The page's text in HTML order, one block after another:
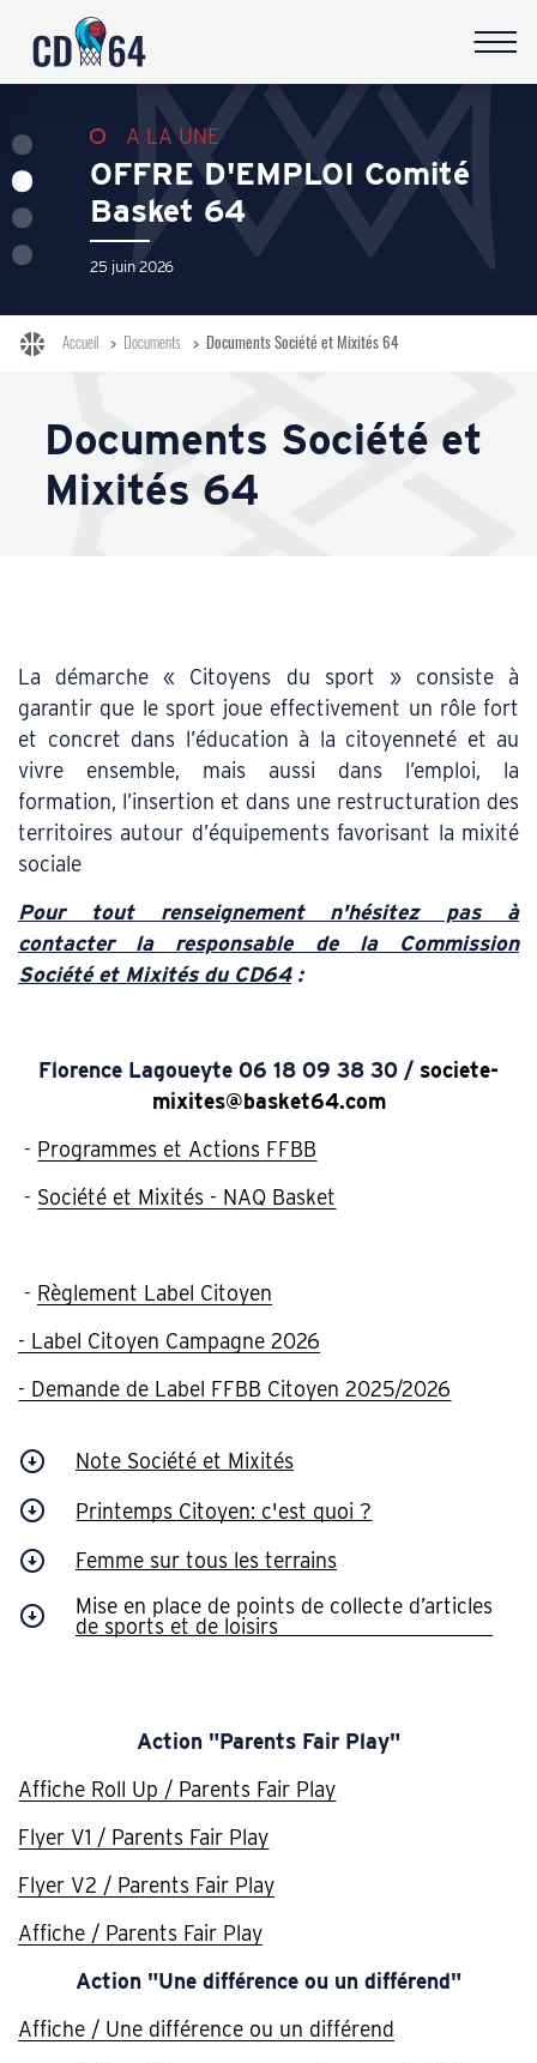
A LA UNE
10 juillet 2026
A LA UNE
OFFRE D'EMPLOI Comité
Basket 64
25 juin 2026
A LA UNE
A LA UNE
2 octobre 2024
sports_basketball Accueil > Documents > Documents Société et Mixités 64
Documents Société et
Mixités 64
La démarche « Citoyens du sport » consiste à
garantir que le sport joue effectivement un rôle fort
et concret dans l’éducation à la citoyenneté et au
vivre ensemble, mais aussi dans l’emploi, la
formation, l’insertion et dans une restructuration des
territoires autour d’équipements favorisant la mixité
sociale
Pour tout renseignement n'hésitez pas à
contacter la responsable de la Commission
Société et Mixités du CD64:
Florence Lagoueyte 06 18 09 38 30 / societe-
mixites@basket64.com
- Programmes et Actions FFBB
- Société et Mixités - NAQ Basket
- Règlement Label Citoyen
- Label Citoyen Campagne 2026
- Demande de Label FFBB Citoyen 2025/2026
Note Société et Mixités
Printemps Citoyen: c'est quoi ?
Femme sur tous les terrains
Mise en place de points de collecte d’articles
de sports et de loisirs
Action "Parents Fair Play"
Affiche Roll Up / Parents Fair Play
Flyer V1 / Parents Fair Play
Flyer V2 / Parents Fair Play
Affiche / Parents Fair Play
Action "Une différence ou un différend"
Affiche / Une différence ou un différend